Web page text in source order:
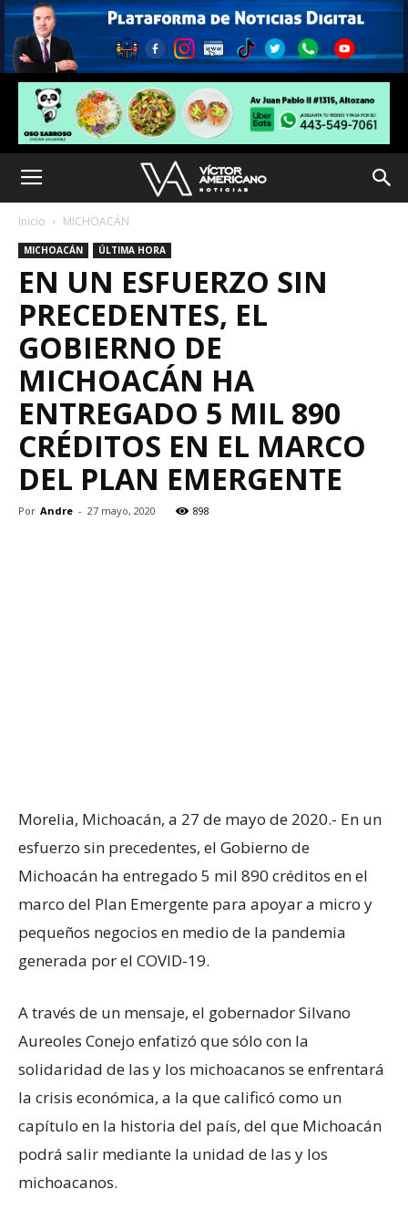
Inicio MICHOACÁN
MICHOACÁN ÚLTIMA HORA
EN UN ESFUERZO SIN
PRECEDENTES, EL
GOBIERNO DE
MICHOACÁN HA
ENTREGADO 5 MIL 890
CRÉDITOS EN EL MARCO
DEL PLAN EMERGENTE
Por Andre - 27 mayo, 2020 898
Morelia, Michoacán, a 27 de mayo de 2020.- En un
esfuerzo sin precedentes, el Gobierno de
Michoacán ha entregado 5 mil 890 créditos en el
marco del Plan Emergente para apoyar a micro y
pequeños negocios en medio de la pandemia
generada por el COVID-19.
A través de un mensaje, el gobernador Silvano
Aureoles Conejo enfatizó que sólo con la
solidaridad de las y los michoacanos se enfrentará
la crisis económica, a la que calificó como un
capítulo en la historia del país, del que Michoacán
podrá salir mediante la unidad de las y los
michoacanos.